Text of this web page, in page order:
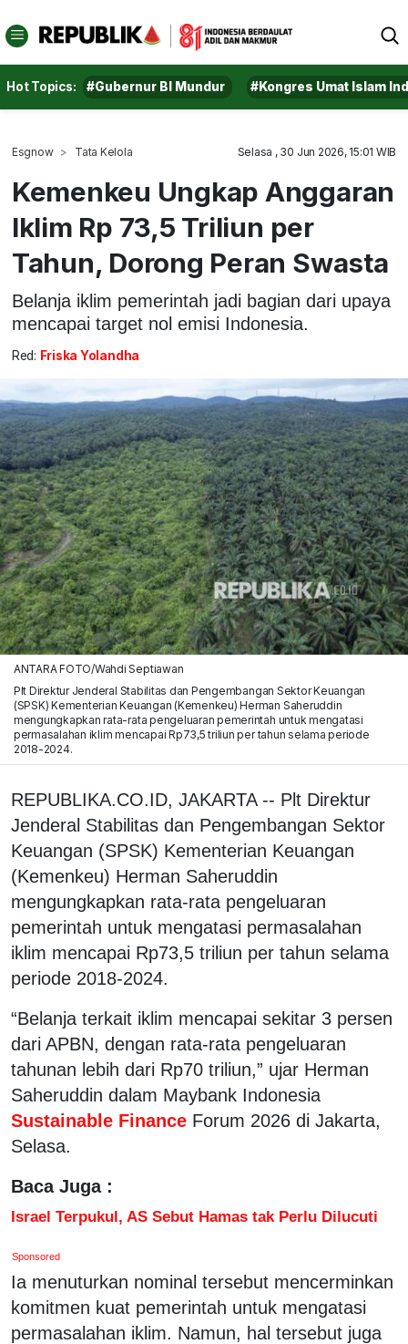
Hot Topics: #Gubernur BI Mundur #Kongres Umat Islam
Esgnow Tata Kelola Selasa , 30 Jun 2026, 15:01 WIB
Kemenkeu Ungkap Anggaran
Iklim Rp 73,5 Triliun per
Tahun, Dorong Peran Swasta
Belanja iklim pemerintah jadi bagian dari upaya
mencapai target nol emisi Indonesia.
Red: Friska Yolandha
ANTARA FOTO/Wahdi Septiawan
Plt Direktur Jenderal Stabilitas dan Pengembangan Sektor Keuangan
(SPSK) Kementerian Keuangan (Kemenkeu) Herman Saheruddin
mengungkapkan rata-rata pengeluaran pemerintah untuk mengatasi
permasalahan iklim mencapai Rp73,5 triliun per tahun selama periode
2018-2024.
REPUBLIKA.CO.ID, JAKARTA -- Plt Direktur
Jenderal Stabilitas dan Pengembangan Sektor
Keuangan (SPSK) Kementerian Keuangan
(Kemenkeu) Herman Saheruddin
mengungkapkan rata-rata pengeluaran
pemerintah untuk mengatasi permasalahan
iklim mencapai Rp73,5 triliun per tahun selama
periode 2018-2024.
“Belanja terkait iklim mencapai sekitar 3 persen
dari APBN, dengan rata-rata pengeluaran
tahunan lebih dari Rp70 triliun,” ujar Herman
Saheruddin dalam Maybank Indonesia
Sustainable Finance Forum 2026 di Jakarta,
Selasa.
Baca Juga :
Israel Terpukul, AS Sebut Hamas tak Perlu Dilucuti
Sponsored
Ia menuturkan nominal tersebut mencerminkan
komitmen kuat pemerintah untuk mengatasi
permasalahan iklim. Namun, hal tersebut juga